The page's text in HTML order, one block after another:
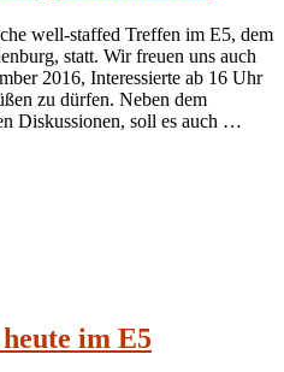
well-staffed Treffen im E5, dem
statt. Wir freuen uns auch
2016, Interessierte ab 16 Uhr
zu dürfen. Neben dem
Diskussionen, soll es auch …
im E5